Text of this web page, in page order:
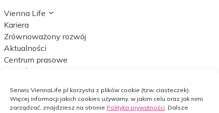
Serwis ViennaLife.pl korzysta z plików cookie (tzw. ciasteczek).
Więcej informacji jakich cookies używamy, w jakim celu oraz jak nimi
zarządzać, znajdziesz na stronie Polityka prywatności. Dalsze
Vienna Life
Kariera
Zrównoważony rozwój
Aktualności
Centrum prasowe
Kontakt
vLife Portal